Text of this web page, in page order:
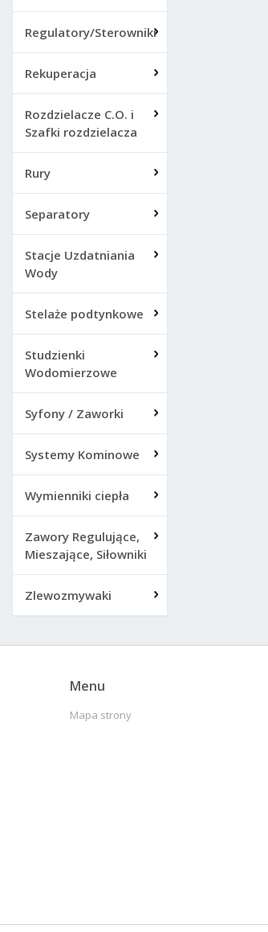
Regulatory/Sterowniki
Rekuperacja
Rozdzielacze C.O. i
Szafki rozdzielacza
Rury
Separatory
Stacje Uzdatniania
Wody
Stelaże podtynkowe
Studzienki
Wodomierzowe
Syfony / Zaworki
Systemy Kominowe
Wymienniki ciepła
Zawory Regulujące,
Mieszające, Siłowniki
Zlewozmywaki
Menu
Mapa strony